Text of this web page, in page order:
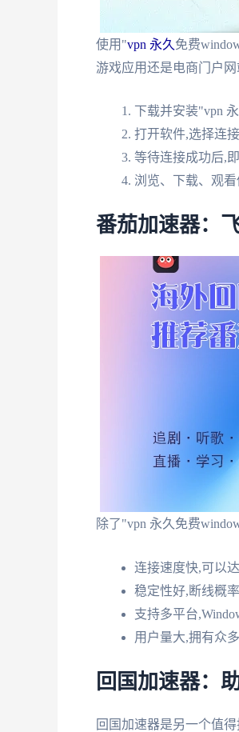
使用"vpn 永久 免费
游戏应用还是电商门户
下载并安装"vpn
打开软件,选择连
等待连接成功后,
浏览、下载、观
番茄加速器：
除了"vpn 永久免费
连接速度快,可以
稳定性好,断线概
支持多平台
用户量大,拥有众
回国加速器：
回国加速器是另一个值